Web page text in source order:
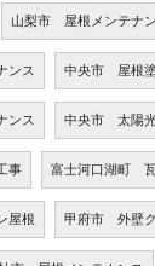
山梨市 屋根メンテナ
ンス 中央市 屋根
ンス 中央市 太陽
事 富士河口湖町
屋根 甲府市 外壁